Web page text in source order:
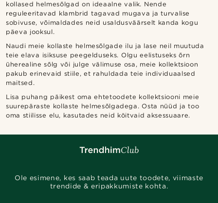
kollased helmesõlgad on ideaalne valik. Nende
reguleeritavad klambrid tagavad mugava ja turvalise
sobivuse, võimaldades neid usaldusväärselt kanda kogu
päeva jooksul.
Naudi meie kollaste helmesõlgade ilu ja lase neil muutuda
teie elava isiksuse peegelduseks. Olgu eelistuseks õrn
üherealine sõlg või julge välimuse osa, meie kollektsioon
pakub erinevaid stiile, et rahuldada teie individuaalsed
maitsed.
Lisa puhang päikest oma ehtetoodete kollektsiooni meie
suurepäraste kollaste helmesõlgadega. Osta nüüd ja too
oma stiilisse elu, kasutades neid köitvaid aksessuaare.
Ole esimene, kes saab teada uute toodete, viimaste
trendide & eripakkumiste kohta.